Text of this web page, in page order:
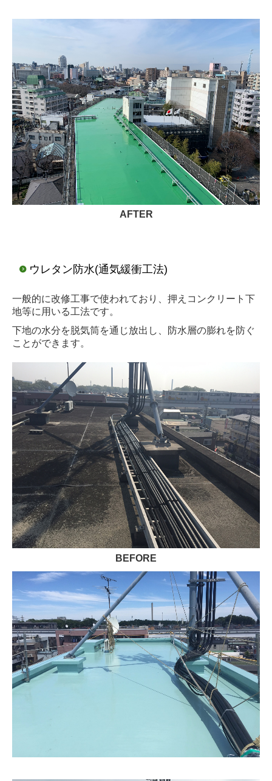
AFTER
ウレタン防水(通気緩衝工法)
一般的に改修工事で使われており、押えコンクリート下
地等に用いる工法です。
下地の水分を脱気筒を通じ放出し、防水層の膨れを防ぐ
ことができます。
BEFORE